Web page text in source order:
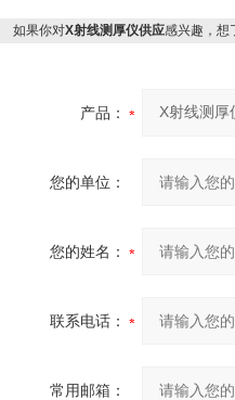
如果你对X射线测厚仪供应感兴趣，想
产品：
您的单位：
您的姓名：
联系电话：
常用邮箱：